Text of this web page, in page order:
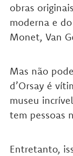
obras
moderna e
Monet, Van
Mas não
d’Orsay é
museu
tem pessoas
Entretanto,